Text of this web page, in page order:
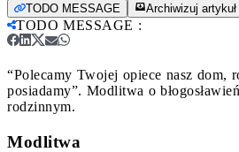
TODO MESSAGE Archiwizuj artykuł
TODO MESSAGE :
“Polecamy Twojej opiece nasz dom,
posiadamy”. Modlitwa o
rodzinnym.
Modlitwa